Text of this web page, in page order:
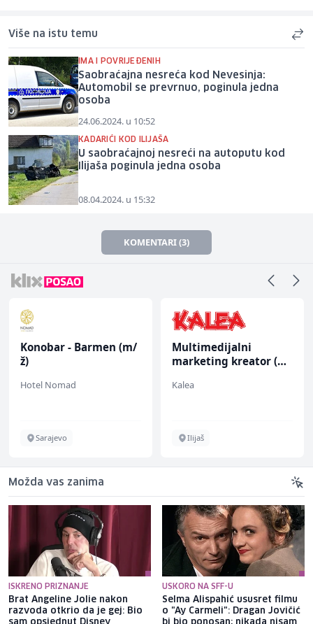
Više na istu temu
IMA I POVRIJEĐENIH
Saobraćajna nesreća kod Nevesinja:
Automobil se prevrnuo, poginula jedna
osoba
24.06.2024. u 10:52
KADARIĆI KOD ILIJAŠA
U saobraćajnoj nesreći na autoputu kod
Ilijaša poginula jedna osoba
08.04.2024. u 15:32
KOMENTARI (3)
Konobar - Barmen (m/
ž)
Hotel Nomad
Sarajevo
Multimedijalni
marketing kreator (m/
Kalea
Ilijaš
Možda vas zanima
ISKRENO PRIZNANJE
Brat Angeline Jolie nakon
razvoda otkrio da je gej: Bio
sam opsjednut Disney
USKORO NA SFF-U
Selma Alispahić ususret filmu
o "Ay Carmeli": Dragan Jovičić
bi bio ponosan; nikada nisam